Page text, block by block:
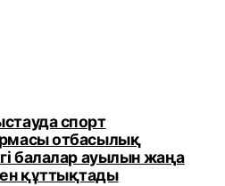
спорт
отбасылық
балалар ауылын жаңа
құттықтады